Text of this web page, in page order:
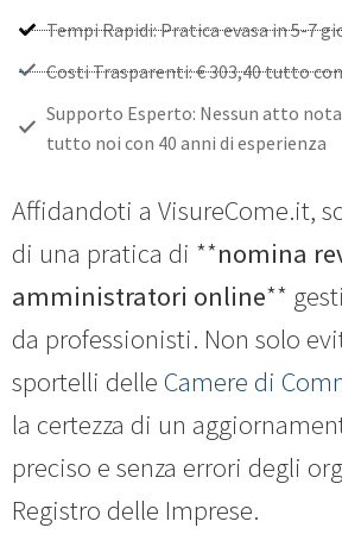
Tempi Rapidi: Pratica evasa in 5-7
Costi Trasparenti: € 303,40 tutto
Supporto Esperto: Nessun atto
tutto noi con 40 anni di esperienza
Affidandoti a VisureCome.it,
di una pratica di **nomina
amministratori online**
da professionisti. Non solo
sportelli delle Camere di
la certezza di un
preciso e senza errori degli
Registro delle Imprese.